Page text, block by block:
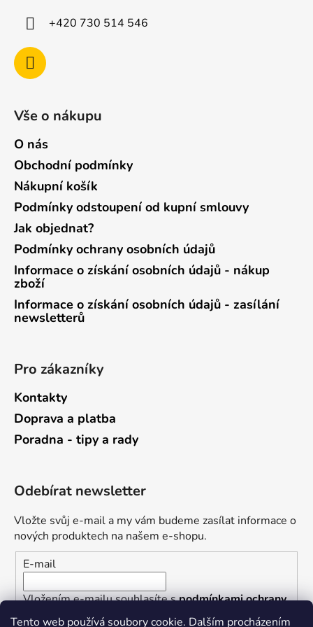
Tento web používá soubory cookie. Dalším procházením
+420 730 514 546
Vše o nákupu
O nás
Obchodní podmínky
Nákupní košík
Podmínky odstoupení od kupní smlouvy
Jak objednat?
Podmínky ochrany osobních údajů
Informace o získání osobních údajů - nákup
zboží
Informace o získání osobních údajů - zasílání
newsletterů
Pro zákazníky
Kontakty
Doprava a platba
Poradna - tipy a rady
Odebírat newsletter
Vložte svůj e-mail a my vám budeme zasílat informace o
nových produktech na našem e-shopu.
E-mail
Vložením e-mailu souhlasíte spodmínkami ochrany
osobních údajů